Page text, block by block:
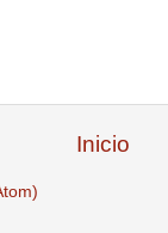
Inicio